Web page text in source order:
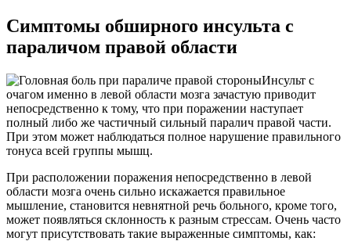
Симптомы обширного инсульта с
параличом правой области
Инсульт с
очагом именно в левой области мозга зачастую приводит
непосредственно к тому, что при поражении наступает
полный либо же частичный сильный паралич правой части.
При этом может наблюдаться полное нарушение правильного
тонуса всей группы мышц.
При расположении поражения непосредственно в левой
области мозга очень сильно искажается правильное
мышление, становится невнятной речь больного, кроме того,
может появляться склонность к разным стрессам. Очень часто
могут присутствовать такие выраженные симптомы, как: